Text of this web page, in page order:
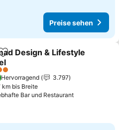
Preise sehen
Zu Favoriten hinzufügen
Design & Lifestyle
Hervorragend
3.797
km bis Breite
Bar und Restaurant